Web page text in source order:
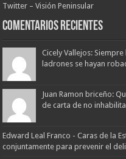
Twitter – Visión Peninsular
Comentarios Recientes
Cicely Vallejos:
ladrones se hayan
Juan Ramon briceño:
de carta de no
Edward Leal Franco - Caras de la
conjuntamente para prevenir el